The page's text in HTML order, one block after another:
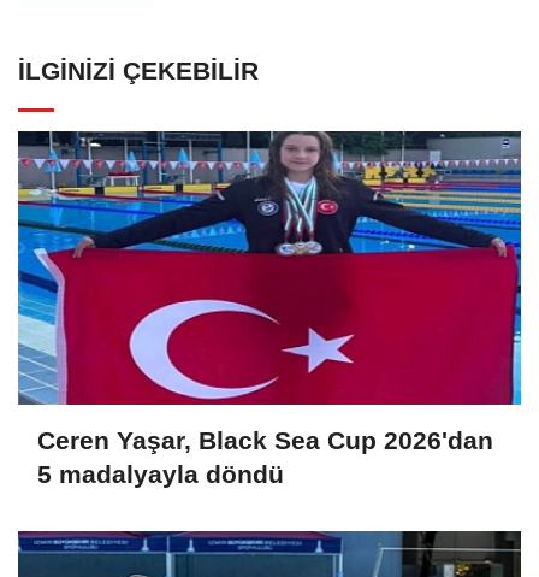
İLGINIZI ÇEKEBILIR
Ceren Yaşar, Black Sea Cup 2026'dan
5 madalyayla döndü